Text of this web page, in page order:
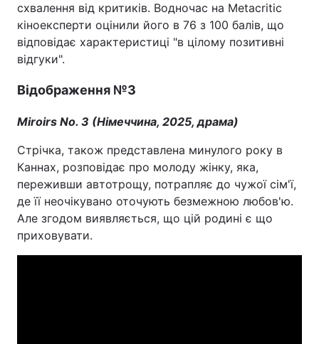
схвалення від критиків. Водночас на Metacritic
кіноексперти оцінили його в 76 з 100 балів, що
відповідає характеристиці "в цілому позитивні
відгуки".
Відображення №3
Miroirs No. 3 (Німеччина, 2025, драма)
Стрічка, також представлена минулого року в
Каннах, розповідає про молоду жінку, яка,
переживши автотрощу, потрапляє до чужої сім'ї,
де її неочікувано оточують безмежною любов'ю.
Але згодом виявляється, що цій родині є що
приховувати.